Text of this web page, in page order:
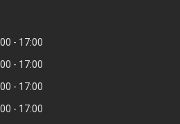
17:00
17:00
17:00
17:00